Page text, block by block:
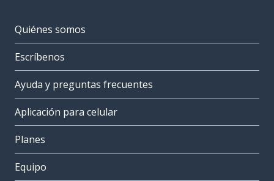
Quiénes somos
Escríbenos
Ayuda y preguntas frecuentes
Aplicación para celular
Planes
Equipo